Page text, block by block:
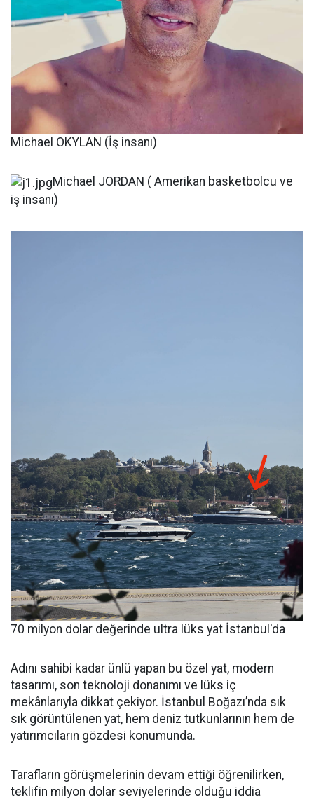
Michael OKYLAN (İş insanı)
Michael JORDAN ( Amerikan basketbolcu ve
iş insanı)
70 milyon dolar değerinde ultra lüks yat İstanbul'da
Adını sahibi kadar ünlü yapan bu özel yat, modern
tasarımı, son teknoloji donanımı ve lüks iç
mekânlarıyla dikkat çekiyor. İstanbul Boğazı’nda sık
sık görüntülenen yat, hem deniz tutkunlarının hem de
yatırımcıların gözdesi konumunda.
Tarafların görüşmelerinin devam ettiği öğrenilirken,
teklifin milyon dolar seviyelerinde olduğu iddia